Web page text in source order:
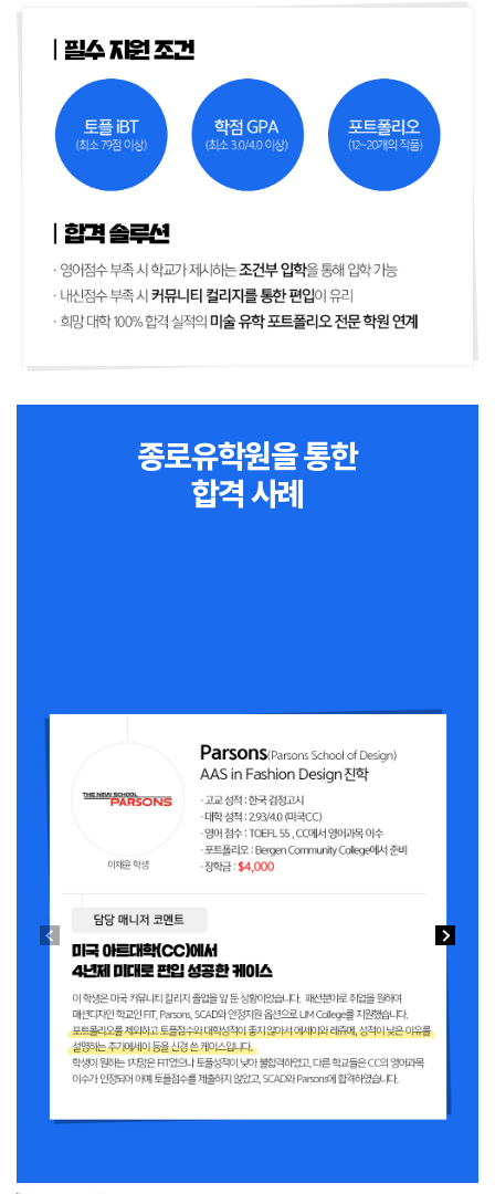
종로유학원을 통한
합격 사례